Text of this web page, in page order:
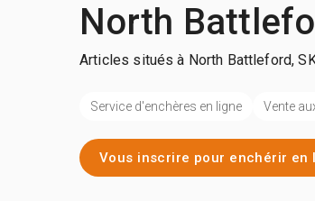
North
Articles situés à North Battleford,
Service d'enchères en ligne Vente
Vous inscrire pour enchérir en